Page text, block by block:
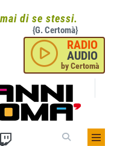
di se stessi.
{G. Certomà}
RADIO
AUDIO
by Certomà